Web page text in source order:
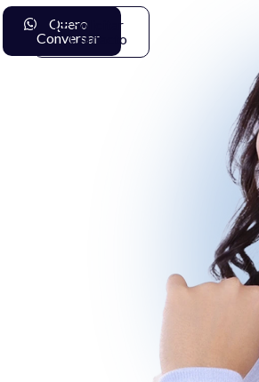
Quero
Conversar
Solicitar
Contacto